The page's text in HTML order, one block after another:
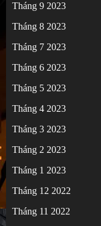
Tháng 9 2023
Tháng 8 2023
Tháng 7 2023
Tháng 6 2023
Tháng 5 2023
Tháng 4 2023
Tháng 3 2023
Tháng 2 2023
Tháng 1 2023
Tháng 12 2022
Tháng 11 2022